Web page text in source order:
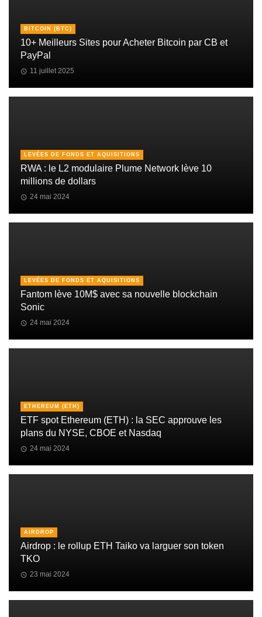
BITCOIN (BTC)
10+ Meilleurs Sites pour Acheter Bitcoin par CB et
PayPal
11 juillet 2025
LEVÉES DE FONDS ET AQUISITIONS
RWA : le L2 modulaire Plume Network lève 10
millions de dollars
24 mai 2024
LEVÉES DE FONDS ET AQUISITIONS
Fantom lève 10M$ avec sa nouvelle blockchain
Sonic
24 mai 2024
ETHEREUM (ETH)
ETF spot Ethereum (ETH) : la SEC approuve les
plans du NYSE, CBOE et Nasdaq
24 mai 2024
AIRDROP
Airdrop : le rollup ETH Taiko va larguer son token
TKO
23 mai 2024